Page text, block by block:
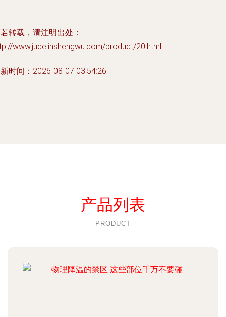
转载，请注明出处：
www.judelinshengwu.com/product/20.html
时间：2026-08-07 03:54:26
产品列表
PRODUCT